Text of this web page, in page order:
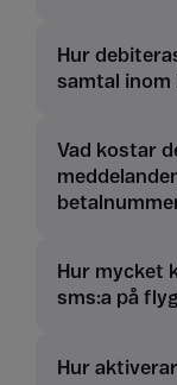
Hur
samtal inom
Vad kostar
Hur mycket
sms:a på
Hur